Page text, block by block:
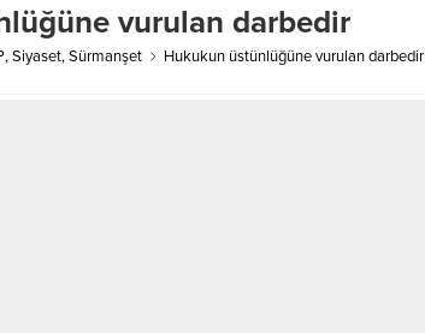
vurulan darbedir
,Siyaset,Sürmanşet Hukukun üstünlüğüne vurulan darbedir